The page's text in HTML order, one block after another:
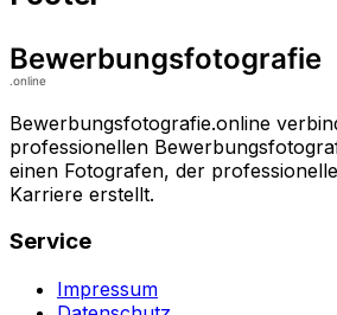
Bewerbungsfotografie.online
professionellen
einen Fotografen, der
Karriere erstellt.
Service
Impressum